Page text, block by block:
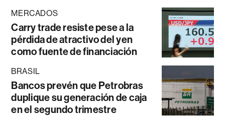
MERCADOS
Carry trade resiste pese a la
pérdida de atractivo del yen
como fuente de financiación
BRASIL
Bancos prevén que Petrobras
duplique su generación de caja
en el segundo trimestre